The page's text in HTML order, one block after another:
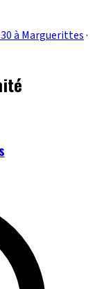
à Marguerittes·